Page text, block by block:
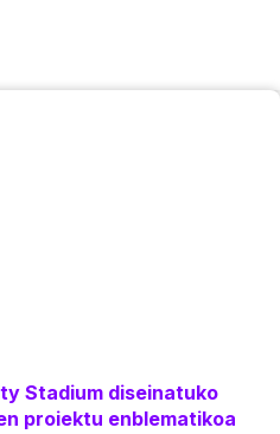
Stadium diseinatuko
proiektu enblematikoa